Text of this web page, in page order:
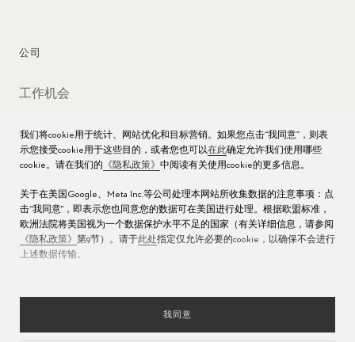
公司
工作机会
联络我们
沪ICP备16013004号
沪公网安备 31010602000438号
我们将cookie用于统计、网站优化和目标营销。如果您点击“我同意”，则表
示您接受cookie用于这些目的，或者您也可以在此确定允许我们使用哪些
cookie。请在我们的 《隐私政策》 中阅读有关使用cookie的更多信息。
关于在美国Google、Meta Inc.等公司处理本网站所收集数据的注意事项：点
击“我同意"，即表示您也同意您的数据可在美国进行处理。根据欧盟标准，
欧洲法院将美国视为一个数据保护水平不足的国家（有关详细信息，请参阅
《隐私政策》 第9节）。请于此处指定仅允许必要的cookie，以确保不会进行
上述数据传输。
我同意